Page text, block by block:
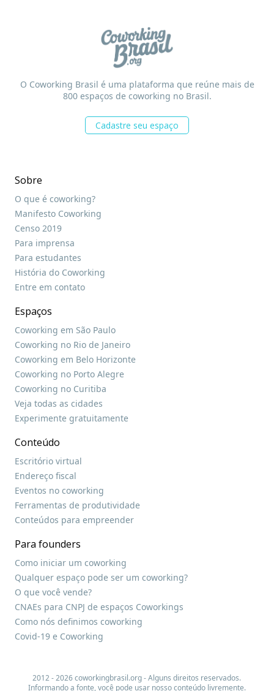
O Coworking Brasil é uma plataforma que reúne mais de
800 espaços de coworking no Brasil.
Cadastre seu espaço
Sobre
O que é coworking?
Manifesto Coworking
Censo 2019
Para imprensa
Para estudantes
História do Coworking
Entre em contato
Espaços
Coworking em São Paulo
Coworking no Rio de Janeiro
Coworking em Belo Horizonte
Coworking no Porto Alegre
Coworking no Curitiba
Veja todas as cidades
Experimente gratuitamente
Conteúdo
Escritório virtual
Endereço fiscal
Eventos no coworking
Ferramentas de produtividade
Conteúdos para empreender
Para founders
Como iniciar um coworking
Qualquer espaço pode ser um coworking?
O que você vende?
CNAEs para CNPJ de espaços Coworkings
Como nós definimos coworking
Covid-19 e Coworking
2012 - 2026 coworkingbrasil.org - Alguns direitos reservados.
Informando a fonte, você pode usar nosso conteúdo livremente.